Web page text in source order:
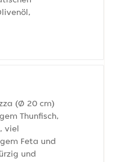
(Ø 20 cm)
Thunfisch,
viel
Feta und
und